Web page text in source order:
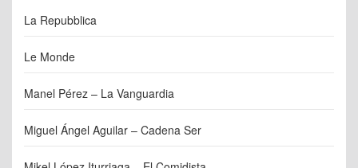
La Repubblica
Le Monde
Manel Pérez – La Vanguardia
Miguel Ángel Aguilar – Cadena Ser